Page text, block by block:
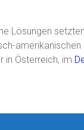
Lösungen
in Österreich, im